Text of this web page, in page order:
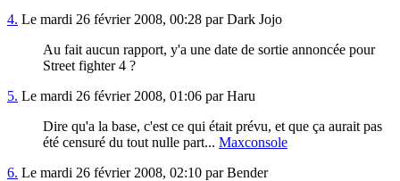
4. Le mardi 26 février 2008, 00:28 par Dark Jojo
Au fait aucun rapport, y'a une date de sortie annoncée pour
Street fighter 4 ?
5. Le mardi 26 février 2008, 01:06 par Haru
Dire qu'a la base, c'est ce qui était prévu, et que ça aurait pas
été censuré du tout nulle part... Maxconsole
6. Le mardi 26 février 2008, 02:10 par Bender